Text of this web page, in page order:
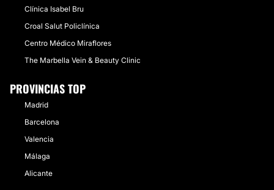
Clínica Isabel Bru
Croal Salut Policlínica
Centro Médico Miraflores
The Marbella Vein & Beauty Clinic
PROVINCIAS TOP
Madrid
Barcelona
Valencia
Málaga
Alicante